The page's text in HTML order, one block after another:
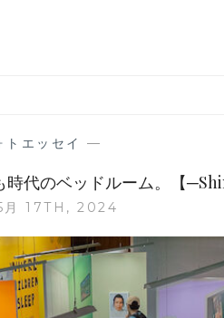
トエッセイ —
時代のベッドルーム。【
月 17TH, 2024